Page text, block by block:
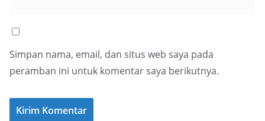
Simpan nama, email, dan situs web saya pada
peramban ini untuk komentar saya berikutnya.